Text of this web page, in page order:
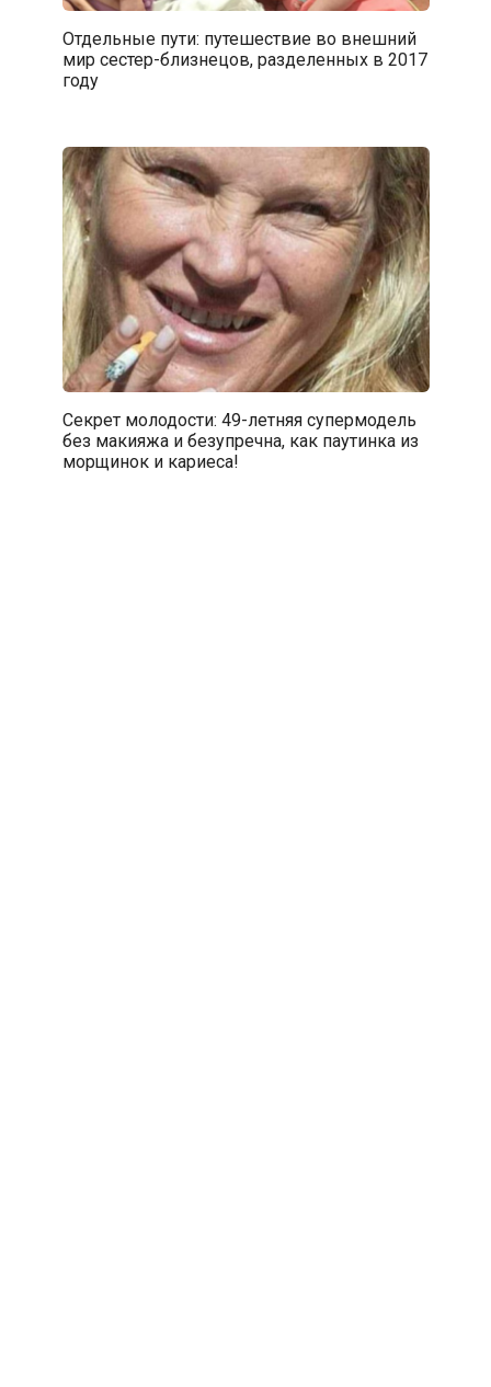
Отдельные пути: путешествие во внешний
мир сестер-близнецов, разделенных в 2017
году
Секрет молодости: 49-летняя супермодель
без макияжа и безупречна, как паутинка из
морщинок и кариеса!